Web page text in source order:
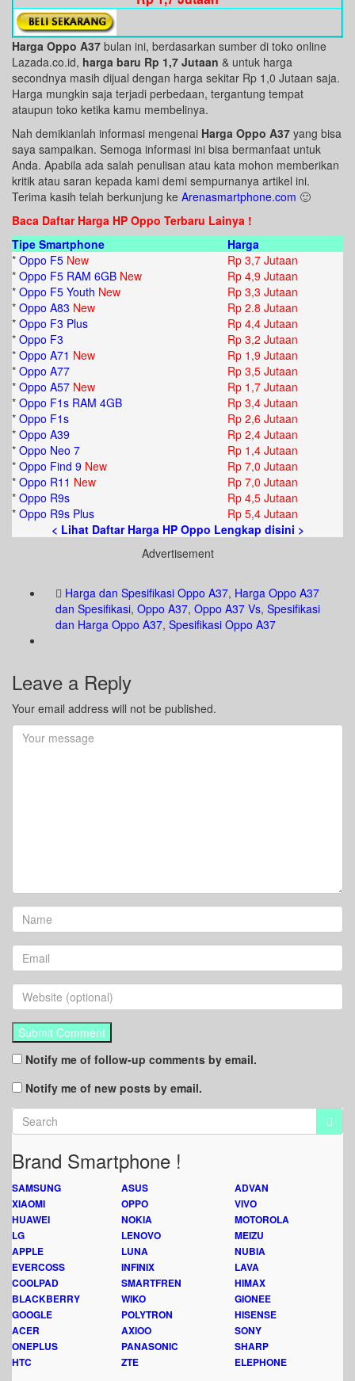
Harga Oppo A37 bulan ini, berdasarkan sumber di toko online
Lazada.co.id, harga baru Rp 1,7 Jutaan & untuk harga
secondnya masih dijual dengan harga sekitar Rp 1,0 Jutaan saja.
Harga mungkin saja terjadi perbedaan, tergantung tempat
ataupun toko ketika kamu membelinya.
Nah demikianlah informasi mengenai Harga Oppo A37 yang bisa
saya sampaikan. Semoga informasi ini bisa bermanfaat untuk
Anda. Apabila ada salah penulisan atau kata mohon memberikan
kritik atau saran kepada kami demi sempurnanya artikel ini.
Terima kasih telah berkunjung ke Arenasmartphone.com 🙂
Baca Daftar Harga HP Oppo Terbaru Lainya !
Tipe Smartphone
Harga
* Oppo F5 New
Rp 3,7 Jutaan
* Oppo F5 RAM 6GB New
Rp 4,9 Jutaan
* Oppo F5 Youth New
Rp 3,3 Jutaan
* Oppo A83 New
Rp 2.8 Jutaan
* Oppo F3 Plus
Rp 4,4 Jutaan
* Oppo F3
Rp 3,2 Jutaan
* Oppo A71 New
Rp 1,9 Jutaan
* Oppo A77
Rp 3,5 Jutaan
* Oppo A57 New
Rp 1,7 Jutaan
* Oppo F1s RAM 4GB
Rp 3,4 Jutaan
* Oppo F1s
Rp 2,6 Jutaan
* Oppo A39
Rp 2,4 Jutaan
* Oppo Neo 7
Rp 1,4 Jutaan
* Oppo Find 9 New
Rp 7,0 Jutaan
* Oppo R11 New
Rp 7,0 Jutaan
* Oppo R9s
Rp 4,5 Jutaan
* Oppo R9s Plus
Rp 5,4 Jutaan
< Lihat Daftar Harga HP Oppo Lengkap disini >
Advertisement
Harga dan Spesifikasi Oppo A37, Harga Oppo A37
dan Spesifikasi, Oppo A37, Oppo A37 Vs, Spesifikasi
dan Harga Oppo A37, Spesifikasi Oppo A37
Leave a Reply
Your email address will not be published.
Notify me of follow-up comments by email.
Notify me of new posts by email.
Brand Smartphone !
SAMSUNG ASUS
ADVAN
XIAOMI
OPPO
VIVO
HUAWEI
NOKIA
MOTOROLA
LG
LENOVO
MEIZU
APPLE
LUNA
NUBIA
EVERCOSS
INFINIX
LAVA
COOLPAD
SMARTFREN
HIMAX
BLACKBERRY
WIKO
GIONEE
GOOGLE
POLYTRON
HISENSE
ACER
AXIOO
SONY
ONEPLUS
PANASONIC
SHARP
HTC
ZTE ELEPHONE